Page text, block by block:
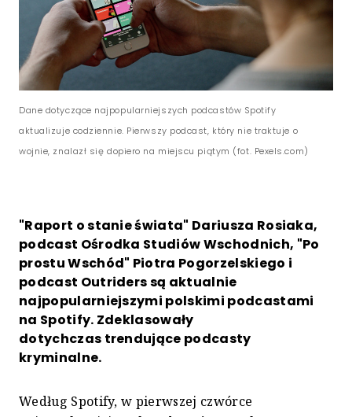
Dane dotyczące najpopularniejszych podcastów Spotify
aktualizuje codziennie. Pierwszy podcast, który nie traktuje o
wojnie, znalazł się dopiero na miejscu piątym (fot. Pexels.com)
"Raport o stanie świata" Dariusza Rosiaka,
podcast Ośrodka Studiów Wschodnich, "Po
prostu Wschód" Piotra Pogorzelskiego i
podcast Outriders są aktualnie
najpopularniejszymi polskimi podcastami
na Spotify. Zdeklasowały
dotychczas trendujące podcasty
kryminalne.
Według Spotify, w pierwszej czwórce